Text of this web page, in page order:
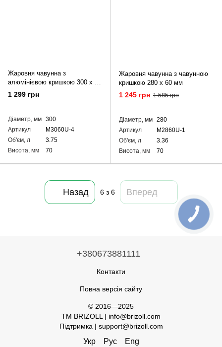
Жаровня чавунна з
алюмінієвою кришкою 300 х 60
мм
1 299 грн
Діаметр, мм 300
Артикул
M3060U-4
Об'єм, л
3.75
Висота, мм
70
Жаровня чавунна з чавунною
кришкою 280 х 60 мм
1 245 грн 1 585 грн
Діаметр, мм 280
Артикул
M2860U-1
Об'єм, л
3.36
Висота, мм
70
Назад 6з 6 Вперед
+380673881111
Контакти
Повна версія сайту
© 2016—2025
TM BRIZOLL | info@brizoll.com
Підтримка | support@brizoll.com
Укр Рус Eng